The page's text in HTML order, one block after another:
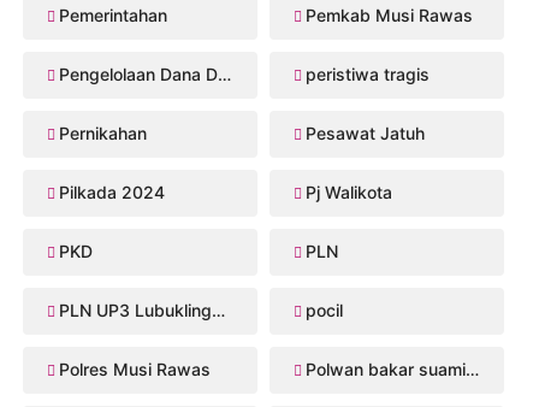
Pemerintahan Pemkab Musi Rawas
Pengelolaan Dana Desa peristiwa tragis
Pernikahan Pesawat Jatuh
Pilkada 2024 Pj Walikota
PKD PLN
PLN UP3 Lubuklinggau pocil
Polres Musi Rawas Polwan bakar suaminya